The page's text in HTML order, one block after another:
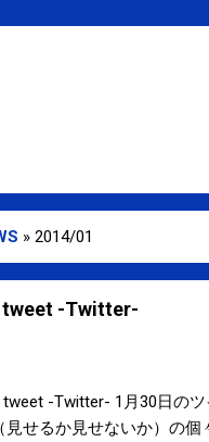
» 2014/01
tweet -Twitter-
tweet -Twitter- 1月30日の
見せるか見せないか）の